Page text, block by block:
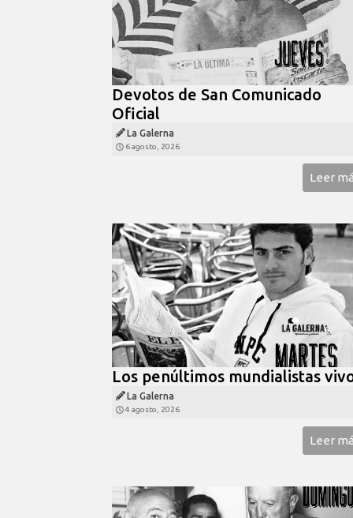
Devotos de San Comunicado
Oficial
La Galerna
6 agosto, 2026
Leer
Los penúltimos mundialistas
La Galerna
4 agosto, 2026
Leer